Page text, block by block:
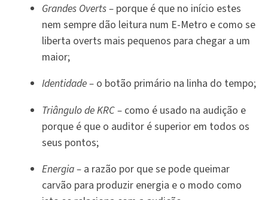
Grandes Overts – porque é que no início estes
nem sempre dão leitura num E-Metro e como se
liberta overts mais pequenos para chegar a um
maior;
Identidade – o botão primário na linha do tempo;
Triângulo de KRC – como é usado na audição e
porque é que o auditor é superior em todos os
seus pontos;
Energia – a razão por que se pode queimar
carvão para produzir energia e o modo como